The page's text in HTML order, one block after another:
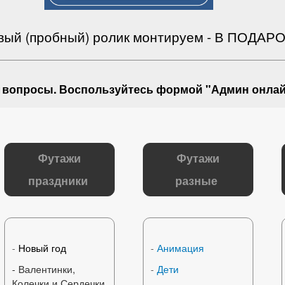
(пробный) ролик монтируем - В
вопросы. Воспользуйтесь формой "Админ
Футажи
праздники
- Новый год
- Валентинки,
Футажи
разные
- Анимация
- Дети